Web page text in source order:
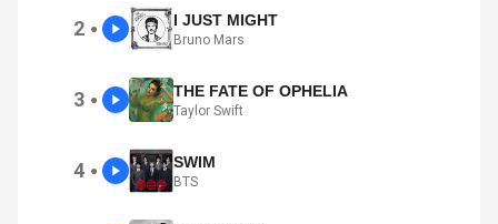
2 ● I JUST MIGHT
Bruno Mars
3 ● THE FATE OF OPHELIA
Taylor Swift
4 ● SWIM
BTS